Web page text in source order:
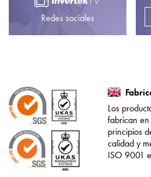
Redes sociales
Los
fabrican
principios
calidad y
ISO 9001